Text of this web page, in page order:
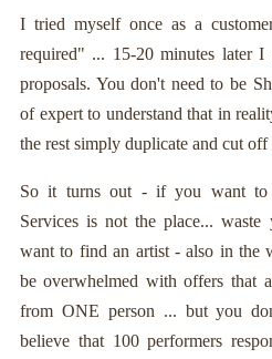
I tried myself once as a
required" ... 15-20 minutes later
proposals. You don't need to be
of expert to understand that in
the rest simply duplicate and cut off
So it turns out - if you want to
Services is not the place...
want to find an artist - also in the
be overwhelmed with offers that
from ONE person ... but you
believe that 100 performers